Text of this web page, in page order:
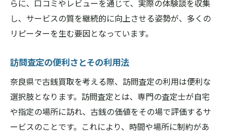
らに、口コミやレビューを通じて、実際の体験談を収集
し、サービスの質を継続的に向上させる姿勢が、多くの
リピーターを生む要因となっています。
訪問査定の便利さとその利用法
奈良県で古銭買取を考える際、訪問査定の利用は便利な
選択肢となります。訪問査定とは、専門の査定士が自宅
や指定の場所に訪れ、古銭の価値をその場で評価するサ
ービスのことです。これにより、時間や場所に制約があ